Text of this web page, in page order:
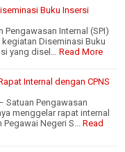
Buku Insersi
Pengawasan Internal (SPI)
Diseminasi Buku
yang disel…
Read More
Internal dengan CPNS
Satuan Pengawasan
menggelar rapat internal
Negeri S…
Read